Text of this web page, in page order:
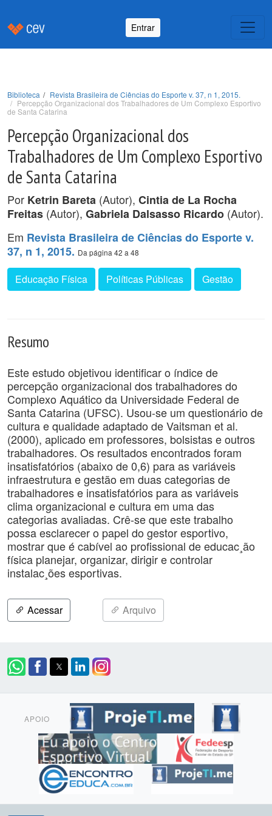
Entrar
Biblioteca
Revista Brasileira de Ciências do Esporte v. 37, n 1, 2015.
Percepção Organizacional dos Trabalhadores de Um Complexo Esportivo
de Santa Catarina
Percepção Organizacional dos
Trabalhadores de Um Complexo Esportivo
de Santa Catarina
Por Ketrin Bareta (Autor), Cintia de La Rocha
Freitas (Autor), Gabriela Dalsasso Ricardo (Autor).
Em Revista Brasileira de Ciências do Esporte v.
37, n 1, 2015. Da página 42 a 48
Educação Física Políticas Públicas Gestão
Resumo
Este estudo objetivou identificar o índice de
percepção organizacional dos trabalhadores do
Complexo Aquático da Universidade Federal de
Santa Catarina (UFSC). Usou-se um questionário de
cultura e qualidade adaptado de Vaitsman et al.
(2000), aplicado em professores, bolsistas e outros
trabalhadores. Os resultados encontrados foram
insatisfatórios (abaixo de 0,6) para as variáveis
infraestrutura e gestão em duas categorias de
trabalhadores e insatisfatórios para as variáveis
clima organizacional e cultura em uma das
categorias avaliadas. Crê-se que este trabalho
possa esclarecer o papel do gestor esportivo,
mostrar que é cabível ao profissional de educac¸ão
física planejar, organizar, dirigir e controlar
instalac¸ões esportivas.
Acessar Arquivo
APOIO